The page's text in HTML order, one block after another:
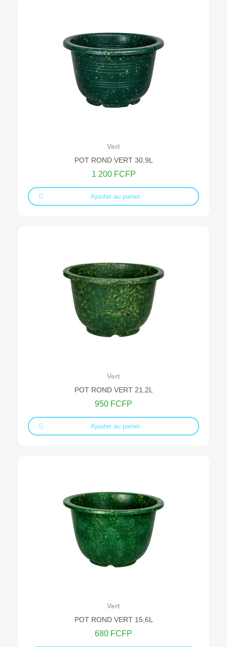
Ajouter au devis
Vert
POT ROND VERT 30,9L
1 200 FCFP
Ajouter au panier
Ajouter au devis
Vert
POT ROND VERT 21,2L
950 FCFP
Ajouter au panier
Ajouter au devis
Vert
POT ROND VERT 15,6L
680 FCFP